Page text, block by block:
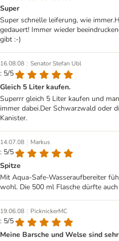
Super
Super schnelle leiferung, wie
gedauert! Immer wieder
gibt :-)
16.08.08 | Senator Stefan Ubl
: 5/5
Gleich 5 Liter kaufen.
Superrr gleich 5 Liter kaufen und
immer dabei.Der Schwarzwald oder
Kanister.
14.07.08 | Markus
: 5/5
Spitze
Mit Aqua-Safe-Wasseraufbereiter
wohl. Die 500 ml Flasche dürfte
19.06.08 | PicknickerMC
: 5/5
Meine Barsche und Welse sind